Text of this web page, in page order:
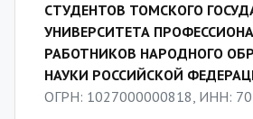
СТУДЕНТОВ ТОМСКОГО
УНИВЕРСИТЕТА
РАБОТНИКОВ НАРОДНОГО
НАУКИ РОССИЙСКОЙ
ОГРН: 1027000000818, ИНН: